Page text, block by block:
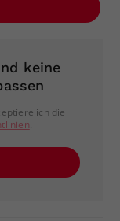
keine
ich die
.